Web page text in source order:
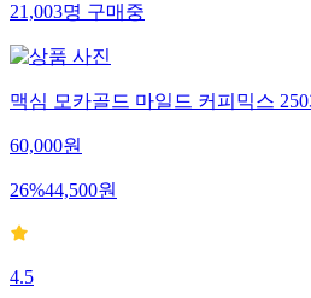
21,003명구매중
맥심 모카골드 마일드 커피믹스
60,000원
26%44,500원
4.5